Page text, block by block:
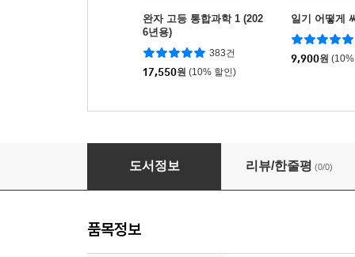
완자 고등 통합과학 1 (202
6년용)
383건
17,550원 (10% 할인)
일기 어떻게
9,900원
블랙이글스가 되고 싶어
도서정보 리뷰/한줄평 (0/0)
품목정보